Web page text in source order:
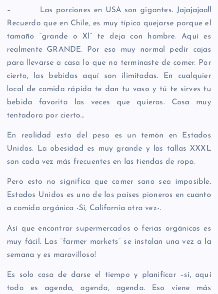
– Las porciones en USA son gigantes. Jajajajaa!!
Recuerdo que en Chile, es muy típico quejarse porque el
tamaño “grande o Xl” te deja con hambre. Aquí es
realmente GRANDE. Por eso muy normal pedir cajas
para llevarse a casa lo que no terminaste de comer. Por
cierto, las bebidas aquí son ilimitadas. En cualquier
local de comida rápida te dan tu vaso y tú te sirves tu
bebida favorita las veces que quieras. Cosa muy
tentadora por cierto…
En realidad esto del peso es un temón en Estados
Unidos. La obesidad es muy grande y las tallas XXXL
son cada vez más frecuentes en las tiendas de ropa.
Pero esto no significa que comer sano sea imposible.
Estados Unidos es uno de los países pioneros en cuanto
a comida orgánica -Sí, California otra vez-.
Así que encontrar supermercados o ferias orgánicas es
muy fácil. Las “farmer markets” se instalan una vez a la
semana y es maravilloso!
Es solo cosa de darse el tiempo y planificar –sí, aquí
todo es agenda, agenda, agenda. Eso viene más